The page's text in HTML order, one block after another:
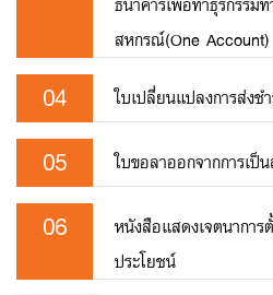
สหกรณ์(One Account)
04 ใบเปลี่ยนแปลงการส่งช
05 ใบขอลาออกจากการเ
06
หนังสือแสดงเจตนาการ
ประโยชน์